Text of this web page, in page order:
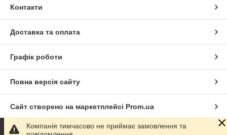
Контакти
Доставка та оплата
Графік роботи
Повна версія сайту
Сайт створено на маркетплейсі Prom.ua
Політика конфіденційності
Компанія тимчасово не приймає замовлення та